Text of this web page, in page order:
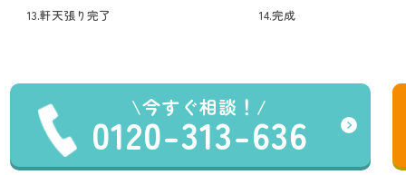
13.軒天張り完了 14.完成
今すぐ相談！
0120-313-636